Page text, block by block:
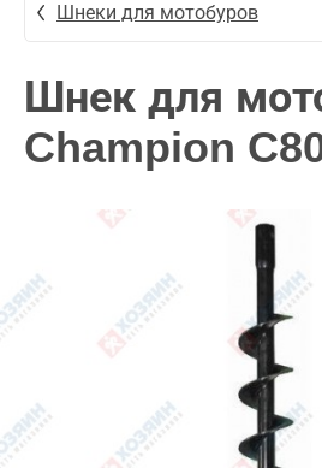
Шнеки для мотобуров
Шнек для
Champion